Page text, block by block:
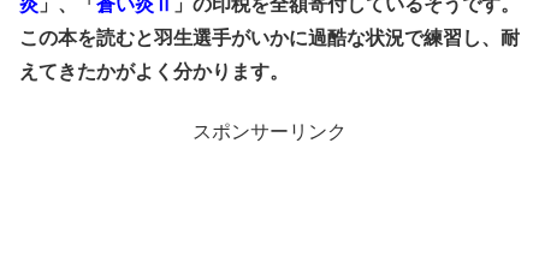
この本を読むと羽生選手がいかに過酷な状況で練習し、耐
えてきたかがよく分かります。
スポンサーリンク